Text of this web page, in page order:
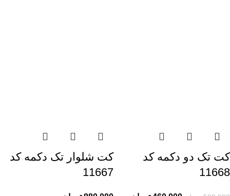
کت تک دو دکمه کد
11668
کت شلوار تک دکمه کد
11667